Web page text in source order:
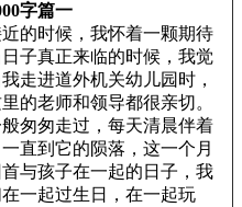
字篇一
的时候，我怀着一颗期待
子真正来临的时候，我觉
走进道外机关幼儿园时，
的老师和领导都很亲切。
匆匆走过，每天清晨伴着
直到它的陨落，这一个月
与孩子在一起的日子，我
一起过生日，在一起玩